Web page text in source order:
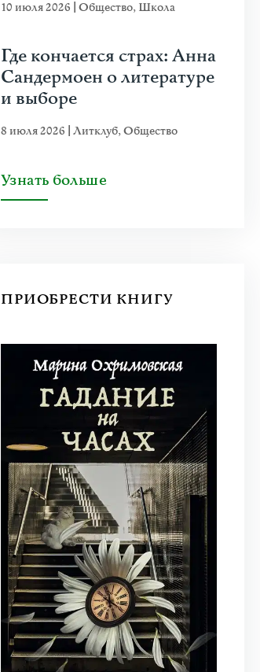
10 июля 2026 Общество, Школа
Где кончается страх: Анна
Сандермоен о литературе
и выборе
8 июля 2026 Литклуб,Общество
Узнать больше
ПРИОБРЕСТИ КНИГУ